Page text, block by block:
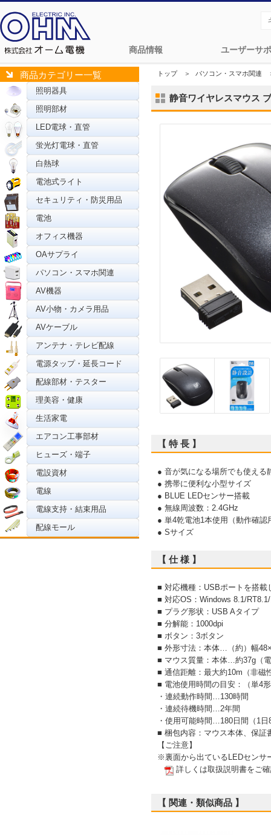
商品情報 ユーザーサ
商品カテゴリー一覧
照明器具
照明部材
LED電球・直管
蛍光灯電球・直管
白熱球
電池式ライト
セキュリティ・防災用品
電池
オフィス機器
OAサプライ
パソコン・スマホ関連
AV機器
AV小物・カメラ用品
AVケーブル
アンテナ・テレビ配線
電源タップ・延長コード
配線部材・テスター
理美容・健康
生活家電
エアコン工事部材
ヒューズ・端子
電設資材
電線
電線支持・結束用品
配線モール
トップ＞ パソコン・スマホ関連
静音ワイヤレスマウス
【 特 長 】
● 音が気になる場所でも使える
● 携帯に便利な小型サイズ
● BLUE LEDセンサー搭載
● 無線周波数：2.4GHz
● 単4乾電池1本使用（動作確認
● Sサイズ
【 仕 様 】
■ 対応機種：USBポートを搭載
■ 対応OS：Windows 8.1/
■ プラグ形状：USB Aタイプ
■ 分解能：1000dpi
■ ボタン：3ボタン
■ 外形寸法：本体…（約）幅
■ マウス質量：本体…約37g（
■ 通信距離：最大約10m（非磁
■ 電池使用時間の目安：（単4
・連続動作時間…130時間
・連続待機時間…2年間
・使用可能時間…180日間（1
■ 梱包内容：マウス本体、保証
【ご注意】
※裏面から出ているLEDセンサ
詳しくは取扱説明書をご
【 関連・類似商品 】